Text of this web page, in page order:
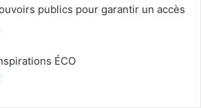
publics pour garantir un accès
ÉCO